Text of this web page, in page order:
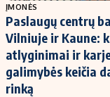
ĮMONĖS
Paslaugų centrų
Vilniuje ir Kaune:
atlyginimai ir
galimybės keičia
rinką